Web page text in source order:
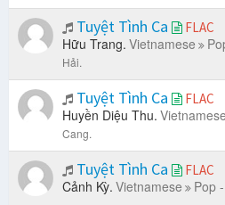
Tuyệt Tình Ca FLAC
Hữu Trang. Vietnamese
Hải.
Tuyệt Tình Ca FLAC
Huyền Diệu Thu. Vietnamese
Cang.
Tuyệt Tình Ca FLAC
Cảnh Kỳ. Vietnamese Pop